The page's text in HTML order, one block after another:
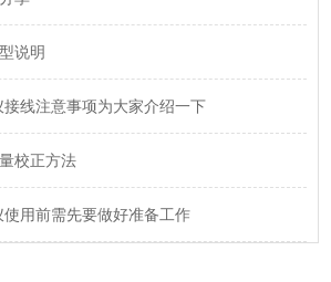
说明
线注意事项为大家介绍一下
校正方法
用前需先要做好准备工作